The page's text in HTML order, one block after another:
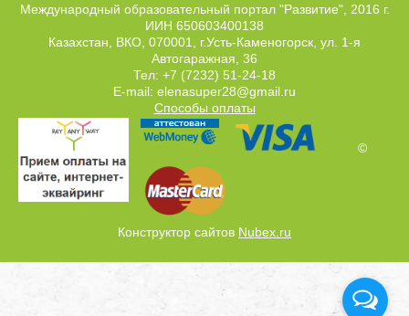
Международный образовательный портал "Развитие", 2016 г.
ИИН 650603400138
Казахстан, ВКО, 070001, г.Усть-Каменогорск, ул. 1-я
Автогаражная, 36
Тел: +7 (7232) 51-24-18
E-mail: elenasuper28@gmail.ru
Способы оплаты
©
Конструктор сайтов Nubex.ru